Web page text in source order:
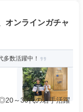
オンラインガチャ
数活躍中！
～30代の若手活躍